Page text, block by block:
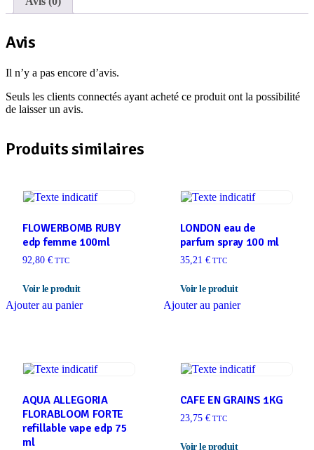
Avis
Il n’y a pas encore d’avis.
Seuls les clients connectés ayant acheté ce produit ont la possibilité
de laisser un avis.
Produits similaires
FLOWERBOMB RUBY
edp femme 100ml
92,80 € TTC
Ajouter au panier
LONDON eau de
parfum spray 100 ml
35,21 €TTC
Ajouter au panier
AQUA ALLEGORIA
FLORABLOOM FORTE
refillable vape edp 75
ml
CAFE EN GRAINS 1KG
23,75 €TTC